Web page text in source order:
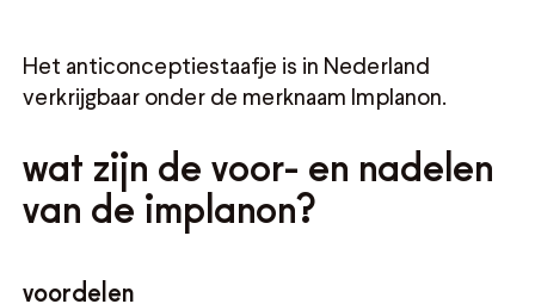
Het anticonceptiestaafje is in Nederland
verkrijgbaar onder de merknaam Implanon.
wat zijn de voor- en nadelen
van de implanon?
voordelen